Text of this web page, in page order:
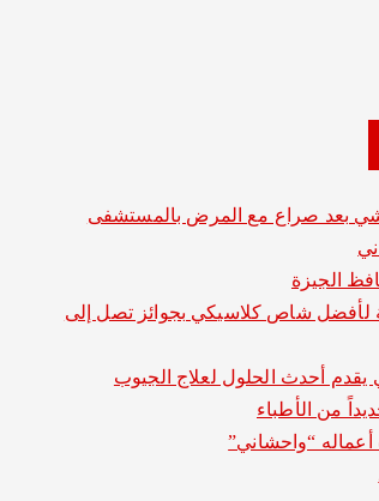
بعد صراع مع المرض بالمستشفى
الجيزة
لأفضل شاص كلاسيكي بجوائز تصل إلى
يقدم أحدث الحلول لعلاج الجيوب
من الأطباء
“واحشاني”